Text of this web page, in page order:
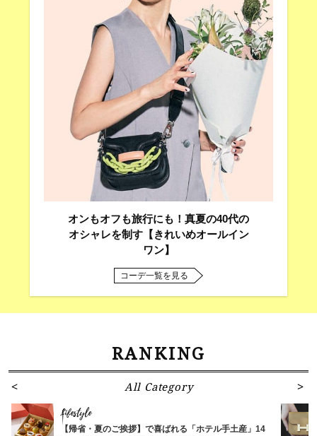
オンもオフも旅行にも！真夏の40代の
オシャレを制す【きれいめオールイン
ワン】
コーデ一覧を見る
RANKING
All Category
Lifestyle
【帰省・夏のご挨拶】で喜ばれる「ホテル手土産」14